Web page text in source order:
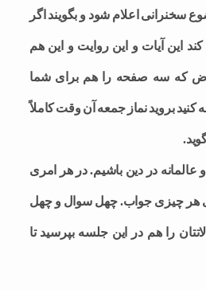
سخنرانی اعلام شود و بگویند اگر
این آیات و این روایت و این هم
که سه صفحه را هم برای شما
کنید بروید نماز جمعه آن وقت کاملاً
عالمانه در دین باشیم. در هر امری
هر چیزی جواب. چهل سوال و چهل
را هم در این جلسه بپرسید تا